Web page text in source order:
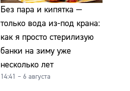
Без пара и кипятка —
только вода из-под крана:
как я просто стерилизую
банки на зиму уже
несколько лет
14:41 – 6 августа